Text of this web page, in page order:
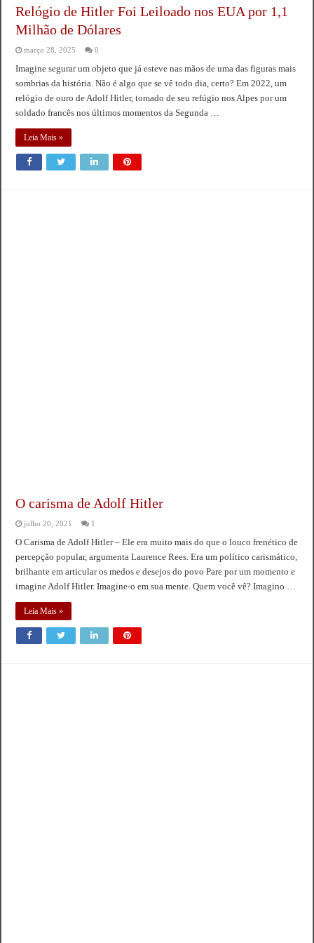
Relógio de Hitler Foi Leiloado nos EUA por 1,1
Milhão de Dólares
março 28, 2025 0
Imagine segurar um objeto que já esteve nas mãos de uma das figuras mais
sombrias da história. Não é algo que se vê todo dia, certo? Em 2022, um
relógio de ouro de Adolf Hitler, tomado de seu refúgio nos Alpes por um
soldado francês nos últimos momentos da Segunda …
Leia Mais »
O carisma de Adolf Hitler
julho 20, 2021 1
O Carisma de Adolf Hitler – Ele era muito mais do que o louco frenético de
percepção popular, argumenta Laurence Rees. Era um político carismático,
brilhante em articular os medos e desejos do povo Pare por um momento e
imagine Adolf Hitler. Imagine-o em sua mente. Quem você vê? Imagino …
Leia Mais »